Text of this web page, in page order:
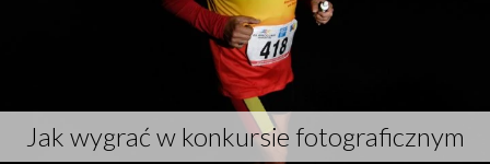
Jak wygrać w konkursie fotograficznym